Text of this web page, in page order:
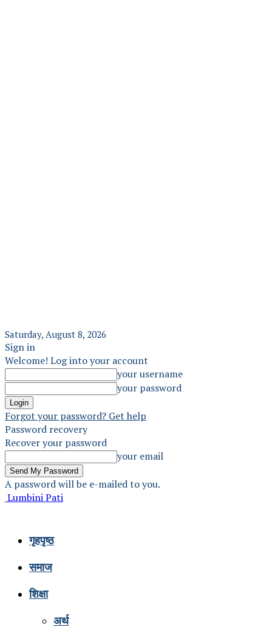
Saturday, August 8, 2026
Sign in
Welcome! Log into your account
your username
your password
Forgot your password? Get help
Password recovery
Recover your password
your email
A password will be e-mailed to you.
Lumbini Pati
गृहपृष्ठ
समाज
शिक्षा
अर्थ